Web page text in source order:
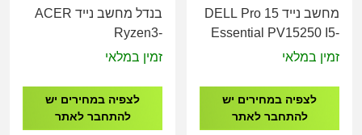
מחשב נייד DELL Pro 15
Essential PV15250 I5-
1334U/16GB/512G/15.6"/3Y
זמין במלאי
לצפיה במחירים יש
להתחבר לאתר
בנדל מחשב נייד ACER
Ryzen3-
5400U/8G/512G/15.6"
צד, כולל עכבר אלחוטי ,
כולל אנטי וירוס ESET
זמין במלאי
לצפיה במחירים יש
להתחבר לאתר